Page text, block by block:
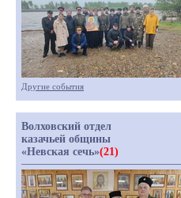
Другие события
Волховский отдел
казачьей общины
«Невская сечь»(21)